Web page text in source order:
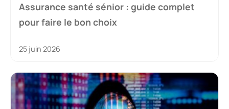
Assurance santé sénior : guide complet
pour faire le bon choix
25 juin 2026